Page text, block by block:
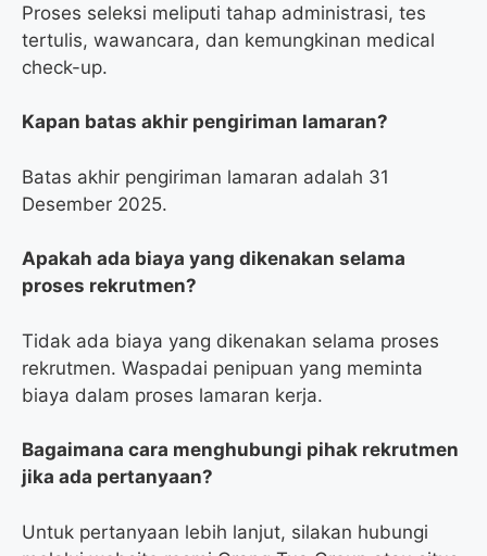
Proses seleksi meliputi tahap administrasi, tes
tertulis, wawancara, dan kemungkinan medical
check-up.
Kapan batas akhir pengiriman lamaran?
Batas akhir pengiriman lamaran adalah 31
Desember 2025.
Apakah ada biaya yang dikenakan selama
proses rekrutmen?
Tidak ada biaya yang dikenakan selama proses
rekrutmen. Waspadai penipuan yang meminta
biaya dalam proses lamaran kerja.
Bagaimana cara menghubungi pihak rekrutmen
jika ada pertanyaan?
Untuk pertanyaan lebih lanjut, silakan hubungi